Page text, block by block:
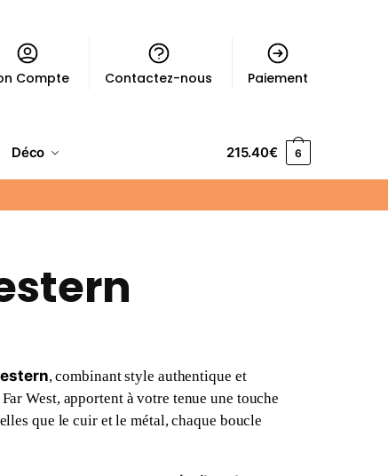
Compte Contactez-nous Paiement
Déco 215.40€ 6
, combinant style authentique et
West, apportent à votre tenue une touche
que le cuir et le métal, chaque boucle